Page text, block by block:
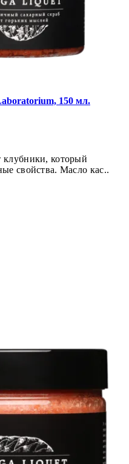
150 мл.
клубники, который
свойства. Масло кас..